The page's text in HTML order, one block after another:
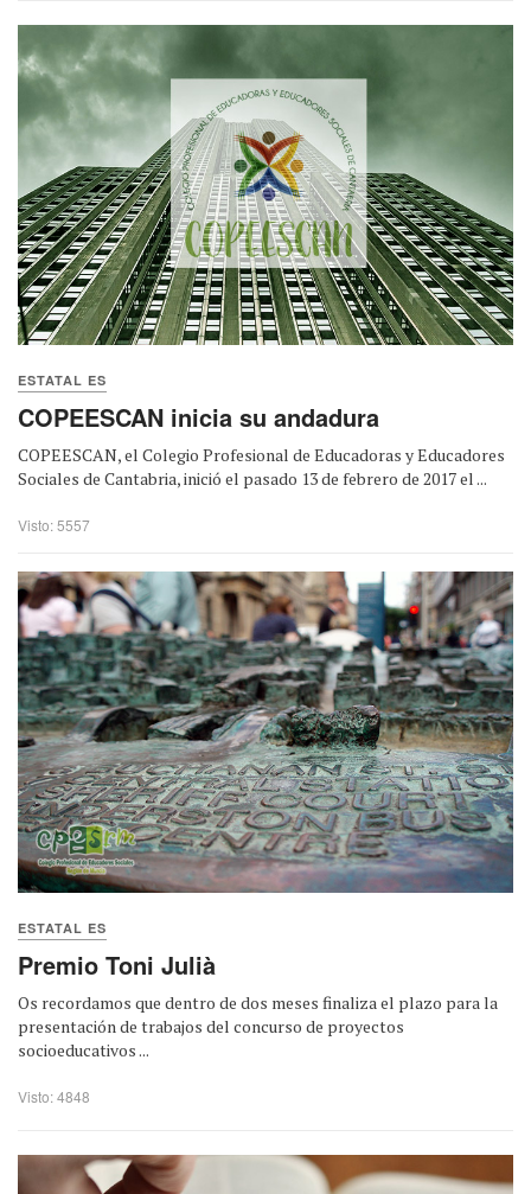
ESTATAL ES
COPEESCAN inicia su andadura
COPEESCAN, el Colegio Profesional de Educadoras y Educadores
Sociales de Cantabria, inició el pasado 13 de febrero de 2017 el ...
Visto: 5557
ESTATAL ES
Premio Toni Julià
Os recordamos que dentro de dos meses finaliza el plazo para la
presentación de trabajos del concurso de proyectos
socioeducativos ...
Visto: 4848